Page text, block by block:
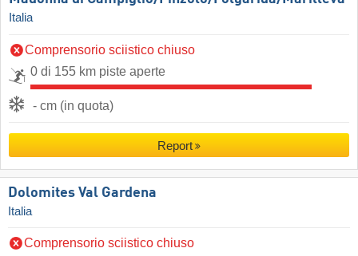
Italia
Comprensorio sciistico chiuso
0 di 155 km piste aperte
- cm (in quota)
Report
Dolomites Val Gardena
Italia
Comprensorio sciistico chiuso